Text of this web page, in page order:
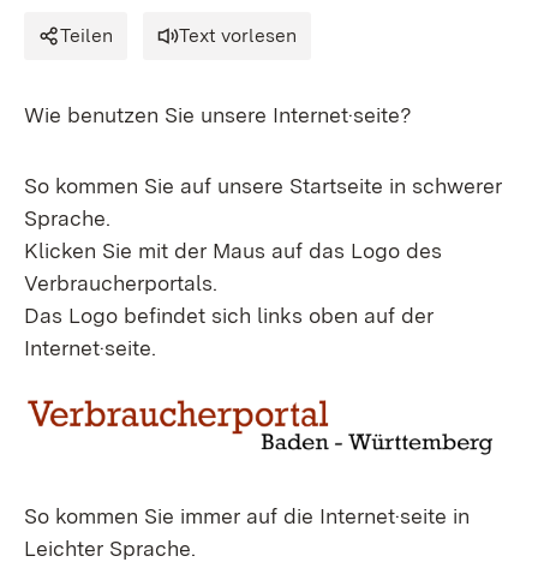
Teilen Text vorlesen
Wie benutzen Sie unsere Internet·seite?
So kommen Sie auf unsere Startseite in schwerer
Sprache.
Klicken Sie mit der Maus auf das Logo des
Verbraucherportals.
Das Logo befindet sich links oben auf der
Internet·seite.
So kommen Sie immer auf die Internet·seite in
Leichter Sprache.